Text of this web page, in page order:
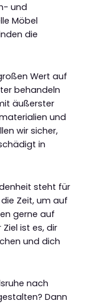
und
Möbel
die
Wert auf
behandeln
äußerster
und
wir sicher,
in
steht für
Zeit, um auf
gerne auf
ist es, dir
und dich
nach
Dann